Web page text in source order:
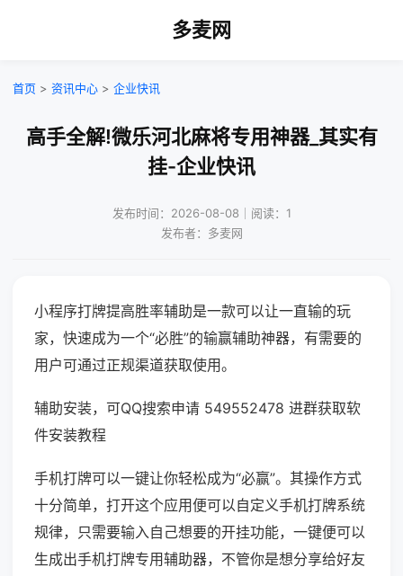
多麦网
首页 > 资讯中心 > 企业快讯
高手全解!微乐河北麻将专用神器_其实有
挂-企业快讯
发布时间：2026-08-08｜阅读：1
发布者：多麦网
小程序打牌提高胜率辅助是一款可以让一直输的玩
家，快速成为一个“必胜”的输赢辅助神器，有需要的
用户可通过正规渠道获取使用。
辅助安装，可QQ搜索申请 549552478 进群获取软
件安装教程
手机打牌可以一键让你轻松成为“必赢”。其操作方式
十分简单，打开这个应用便可以自定义手机打牌系统
规律，只需要输入自己想要的开挂功能，一键便可以
生成出手机打牌专用辅助器，不管你是想分享给好友